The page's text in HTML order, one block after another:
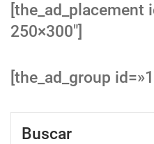
250×300″]
[the_ad_group
Buscar